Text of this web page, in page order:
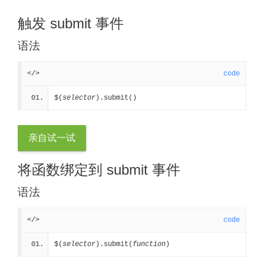
触发 submit 事件
语法
</> code
$(selector ).submit()
亲自试一试
将函数绑定到 submit 事件
语法
</> code
$(selector ).submit( function )